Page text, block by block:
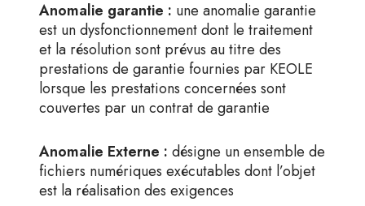
Anomalie garantie : une anomalie garantie
est un dysfonctionnement dont le traitement
et la résolution sont prévus au titre des
prestations de garantie fournies par KEOLE
lorsque les prestations concernées sont
couvertes par un contrat de garantie
Anomalie Externe : désigne un ensemble de
fichiers numériques exécutables dont l’objet
est la réalisation des exigences